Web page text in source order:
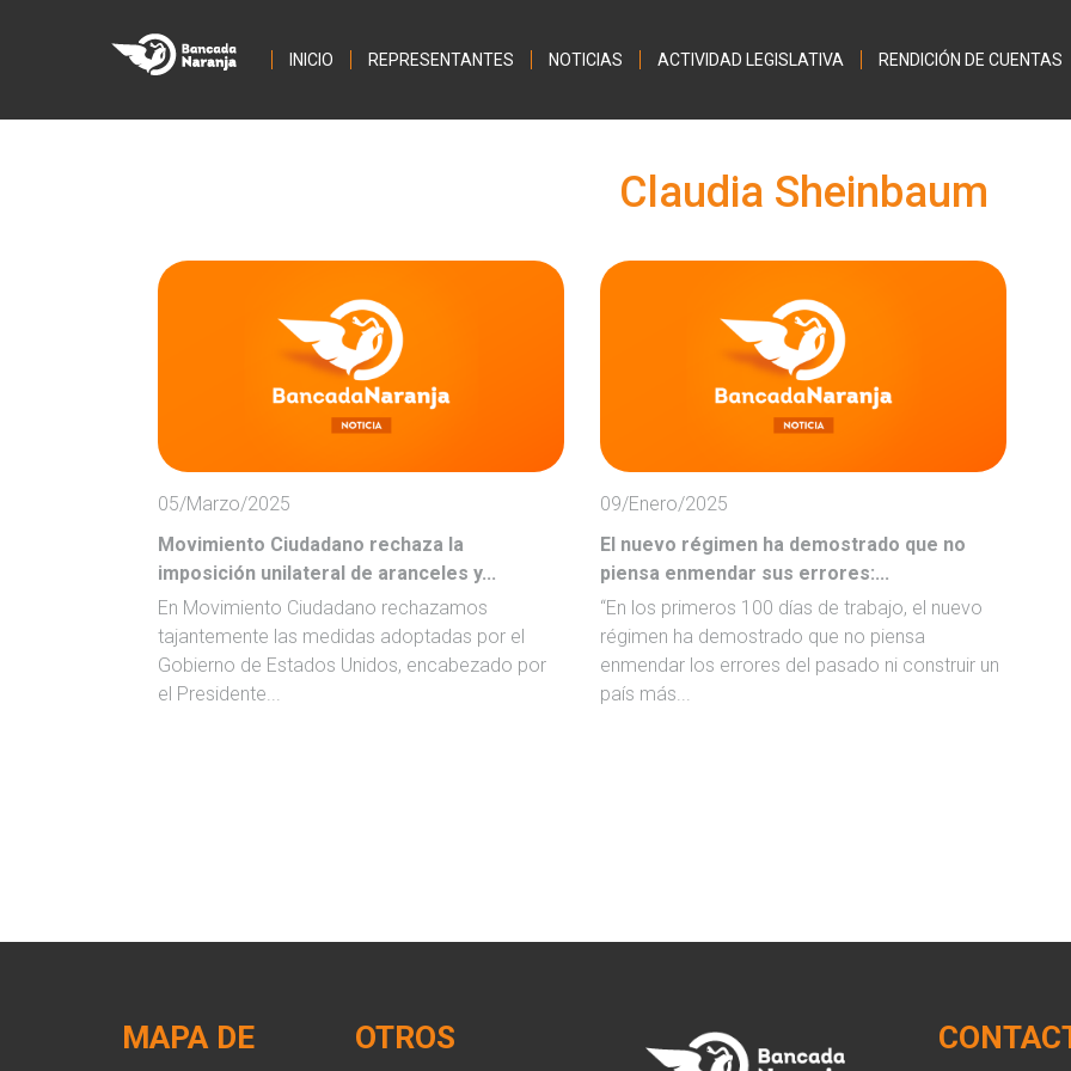
INICIO REPRESENTANTES NOTICIAS ACTIVIDAD LEGISLATIVA RENDICIÓN DE CUENTAS
Claudia Sheinbaum
05/Marzo/2025
Movimiento Ciudadano rechaza la
imposición unilateral de aranceles y...
En Movimiento Ciudadano rechazamos
tajantemente las medidas adoptadas por el
Gobierno de Estados Unidos, encabezado por
el Presidente...
09/Enero/2025
El nuevo régimen ha demostrado que no
piensa enmendar sus errores:...
“En los primeros 100 días de trabajo, el nuevo
régimen ha demostrado que no piensa
enmendar los errores del pasado ni construir un
país más...
MAPA DE OTROS